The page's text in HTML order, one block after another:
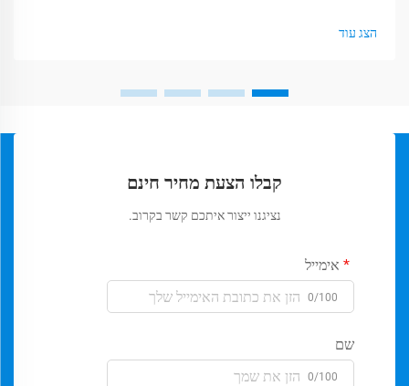
הצג עוד
קבלו הצעת מחיר חינם
נציגנו ייצור איתכם קשר בקרוב.
אימייל
0/100
שם
0/100